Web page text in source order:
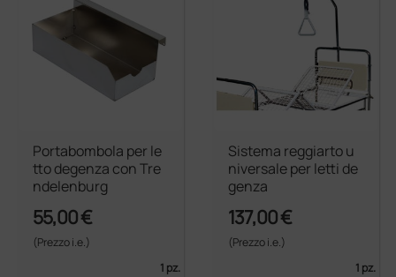
Portabombola per le
tto degenza con Tre
ndelenburg
55,00 €
(Prezzo i.e.)
1 pz.
Sistema reggiarto u
niversale per letti de
genza
137,00 €
(Prezzo i.e.)
1 pz.